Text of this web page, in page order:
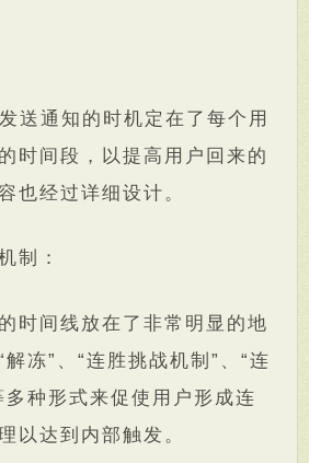
送通知的时机定在了每个用
时间段，以提高用户回来的
也经过详细设计。
制：
时间线放在了非常明显的地
冻”、“连胜挑战机制”、“连
多种形式来促使用户形成连
以达到内部触发。